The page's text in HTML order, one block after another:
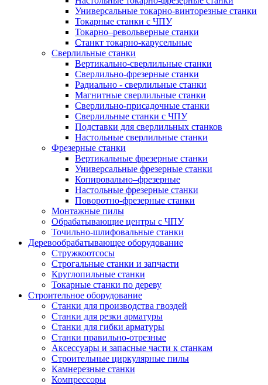
Универсальные токарно-винторезные станки
Токарные станки с ЧПУ
Токарно–револьверные станки
Станкт токарно-карусельные
Сверлильные станки
Вертикально-сверлильные станки
Сверлильно-фрезерные станки
Радиально - сверлильные станки
Магнитные сверлильные станки
Сверлильно-присадочные станки
Сверлильные станки с ЧПУ
Подставки для сверлильных станков
Настольные сверлильные станки
Фрезерные станки
Вертикальные фрезерные станки
Универсальные фрезерные станки
Копировально–фрезерные
Настольные фрезерные станки
Поворотно-фрезерные станки
Монтажные пилы
Обрабатывающие центры с ЧПУ
Точильно-шлифовальные станки
Деревообрабатывающее оборудование
Стружкоотсосы
Строгальные станки и запчасти
Круглопильные станки
Токарные станки по дереву
Строительное оборудование
Станки для производства гвоздей
Станки для резки арматуры
Станки для гибки арматуры
Станки правильно-отрезные
Аксессуары и запасные части к станкам
Строительные циркулярные пилы
Камнерезные станки
Компрессоры